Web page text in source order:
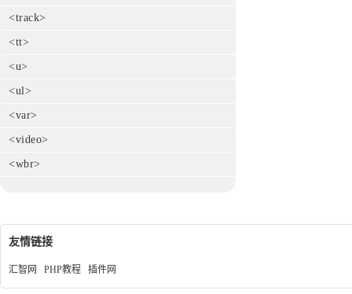
<track>
<tt>
<u>
<ul>
<var>
<video>
<wbr>
友情链接
汇智网 PHP教程 插件网